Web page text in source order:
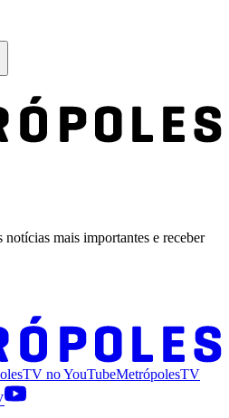
mais importantes e receber
noYouTubeMetrópolesTV